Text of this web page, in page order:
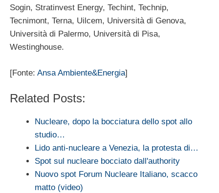
Sogin, Stratinvest Energy, Techint, Technip,
Tecnimont, Terna, Uilcem, Università di Genova,
Università di Palermo, Università di Pisa,
Westinghouse.
[Fonte: Ansa Ambiente&Energia]
Related Posts:
Nucleare, dopo la bocciatura dello spot allo
studio…
Lido anti-nucleare a Venezia, la protesta di…
Spot sul nucleare bocciato dall'authority
Nuovo spot Forum Nucleare Italiano, scacco
matto (video)